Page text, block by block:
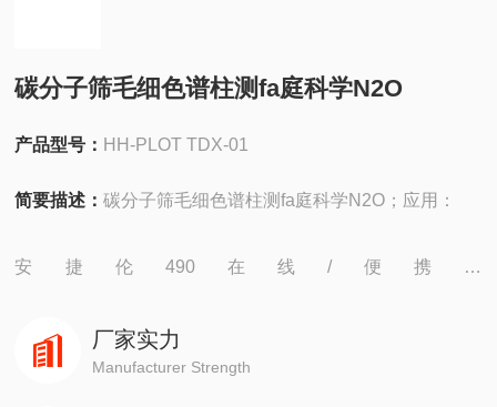
碳分子筛毛细色谱柱测fa庭科学N2O
产品型号： HH-PLOT TDX-01
简要描述：碳分子筛毛细色谱柱测fa庭科学N2O；应用：
安捷伦490在线/便携，
岛津GC-14C，GC-2010，GC-2014，GC-2030
厂家实力
Manufacturer Strength